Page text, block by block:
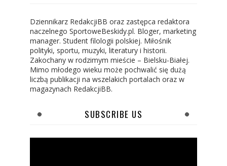
Dziennikarz RedakcjiBB oraz zastępca redaktora
naczelnego SportoweBeskidy.pl. Bloger, marketing
manager. Student filologii polskiej. Miłośnik
polityki, sportu, muzyki, literatury i historii.
Zakochany w rodzimym mieście – Bielsku-Białej.
Mimo młodego wieku może pochwalić się dużą
liczbą publikacji na wszelakich portalach oraz w
magazynach RedakcjiBB.
SUBSCRIBE US